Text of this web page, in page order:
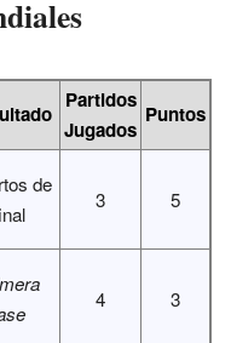
Partidos
Jugados
Puntos
de
3 5
4 3